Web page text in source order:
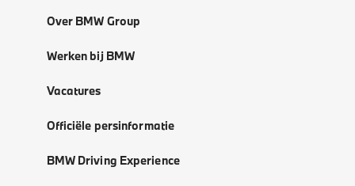
Over BMW Group
Werken bij BMW
Vacatures
Officiële persinformatie
BMW Driving Experience